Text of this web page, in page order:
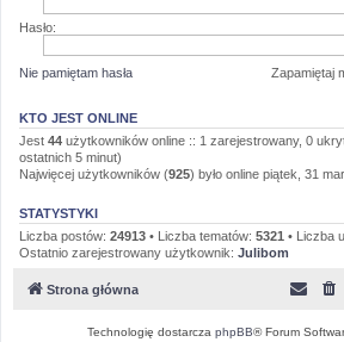
Hasło:
Nie pamiętam hasła Zapamiętaj
KTO JEST ONLINE
Jest 44 użytkowników online :: 1 zarejestrowany, 0
ostatnich 5 minut)
Najwięcej użytkowników (925) było online piątek, 31
STATYSTYKI
Liczba postów: 24913 • Liczba tematów: 5321 • Liczba
Ostatnio zarejestrowany użytkownik: Julibom
Strona główna
Technologię dostarcza phpBB® Forum